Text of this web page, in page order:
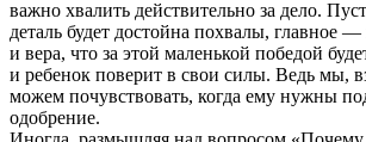
важно хвалить действительно за дело.
деталь будет достойна похвалы, главное
и вера, что за этой маленькой победой
и ребенок поверит в свои силы. Ведь мы,
можем почувствовать, когда ему нужны
одобрение.